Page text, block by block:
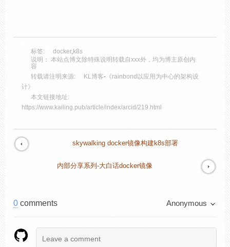
标签: docker,k8s
说明： 本站点博文除特殊说明转载自xxx外，均为博主原创内
容
转载请注明来源:
KL博客- 《rainbond以应用为中心的架构设
计》
本文链接地址:
https://www.kailing.pub/article/index/arcid/219.html
skywalking docker镜像构建k8s部署
内部分享系列-大白话docker镜像
0 comments Anonymous